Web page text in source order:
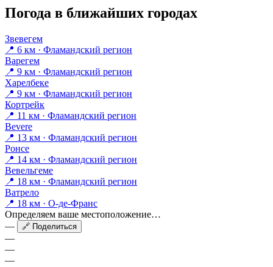
Погода в ближайших городах
Звевегем
📍 6 км · Фламандский регион
Варегем
📍 9 км · Фламандский регион
Харелбеке
📍 9 км · Фламандский регион
Кортрейк
📍 11 км · Фламандский регион
Bevere
📍 13 км · Фламандский регион
Ронсе
📍 14 км · Фламандский регион
Вевельгеме
📍 18 км · Фламандский регион
Ватрело
📍 18 км · О-де-Франс
Определяем ваше местоположение…
—
🔗 Поделиться
—
—
—